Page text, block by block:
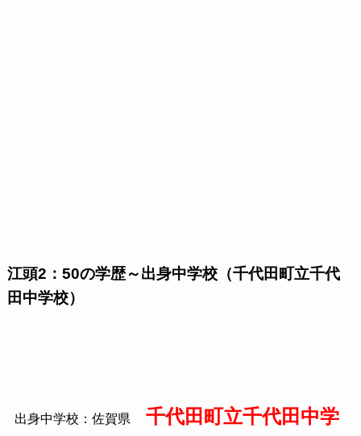
江頭2：50の学歴～出身中学校（千代田町立千代
田中学校）
出身中学校：佐賀県
千代田町立千代田中学